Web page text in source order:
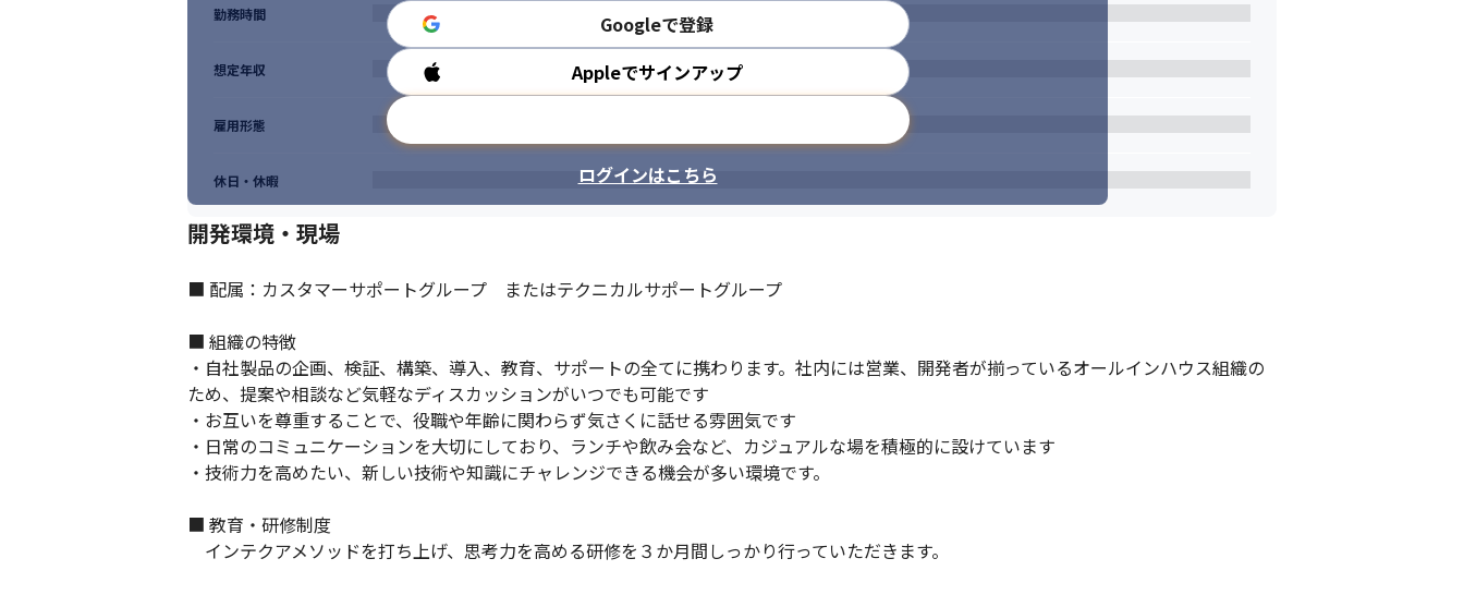
Googleで登録
Appleでサインアップ
ログインはこちら
勤務時間
想定年収
雇用形態
休日・休暇
開発環境・現場
■ 配属：カスタマーサポートグループ　またはテクニカルサポートグループ
■ 組織の特徴
・自社製品の企画、検証、構築、導入、教育、サポートの全てに携わります。社内には営業、開発者が揃っているオールインハウス組織の
ため、提案や相談など気軽なディスカッションがいつでも可能です
・お互いを尊重することで、役職や年齢に関わらず気さくに話せる雰囲気です
・日常のコミュニケーションを大切にしており、ランチや飲み会など、カジュアルな場を積極的に設けています
・技術力を高めたい、新しい技術や知識にチャレンジできる機会が多い環境です。
■ 教育・研修制度
インテクアメソッドを打ち上げ、思考力を高める研修を３か月間しっかり行っていただきます。